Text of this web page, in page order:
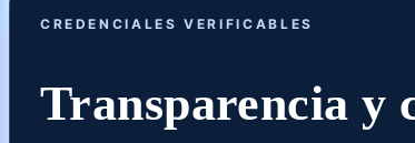
CREDENCIALES VERIFICABLES
Transparencia y